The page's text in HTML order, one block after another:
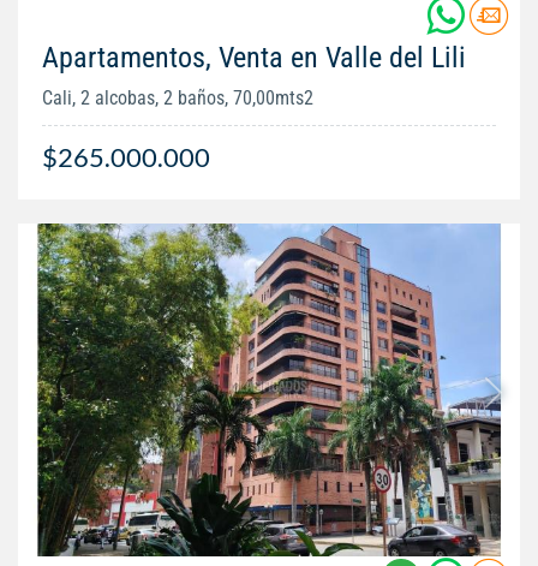
Apartamentos, Venta en Valle del Lili
Cali, 2 alcobas, 2 baños, 70,00mts2
$265.000.000